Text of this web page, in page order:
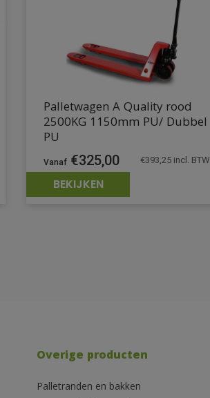
Palletwagen A Quality rood
2500KG 1150mm PU/ Dubbel
PU
€325,00 €393,25 incl. BTW
BEKIJKEN
Overige producten
Palletranden en bakken